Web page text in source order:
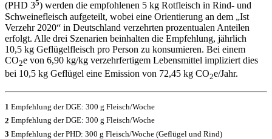
(PHD 35) werden die empfohlenen 5 kg Rotfleisch in Rind- und
Schweinefleisch aufgeteilt, wobei eine Orientierung an dem „Ist
Verzehr 2020“ in Deutschland verzehrten prozentualen Anteilen
erfolgt. Alle drei Szenarien beinhalten die Empfehlung, jährlich
10,5 kg Geflügelfleisch pro Person zu konsumieren. Bei einem
CO2e von 6,90 kg/kg verzehrfertigem Lebensmittel impliziert dies
bei 10,5 kg Geflügel eine Emission von 72,45 kg CO2e/Jahr.
1 Empfehlung der DGE: 300 g Fleisch/Woche
2 Empfehlung der DGE: 300 g Fleisch/Woche
3 Empfehlung der PHD: 300 g Fleisch/Woche (Geflügel und Rind)